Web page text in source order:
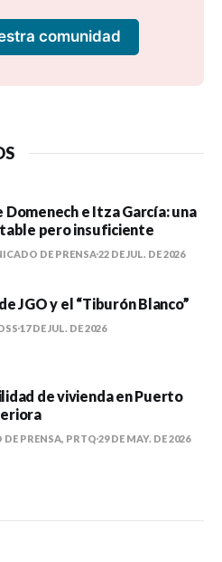
comunidad
Domenech e Itza García: una
pero insuficiente
DE PRENSA22 DE JUL. DE 2026
JGO y el “Tiburón Blanco”
17 DE JUL. DE 2026
de vivienda en Puerto
PRENSA, PRTQ 29 DE MAY. DE 2026